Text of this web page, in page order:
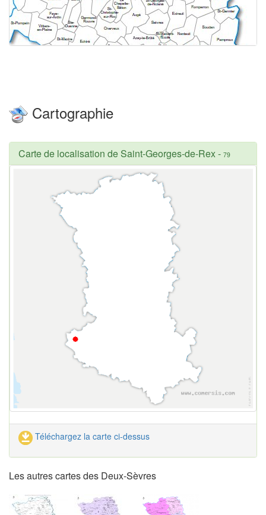
Cartographie
Carte de localisation de Saint-Georges-de-Rex- 79
Téléchargez la carte ci-dessus
Les autres cartes des Deux-Sèvres